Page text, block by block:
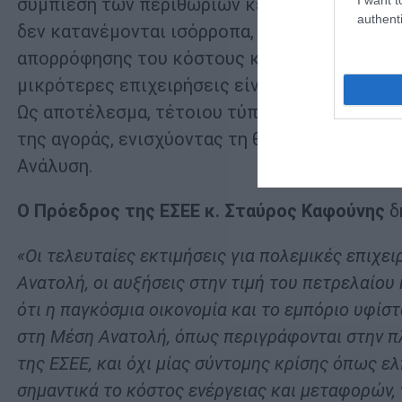
συμπίεση των περιθωρίων κέρδους και
δεν κατανέμονται ισόρροπα, καθώς οι
απορρόφησης του κόστους και πρόσβαση σε
μικρότερες επιχειρήσεις είναι πιο
Ως αποτέλεσμα, τέτοιου τύπου κρίσεις
της αγοράς, ενισχύοντας τη θέση των
Ανάλυση.
Ο Πρόεδρος της ΕΣΕΕ κ. Σταύρος Καφούνης
«Οι τελευταίες εκτιμήσεις για πολεμικές
Ανατολή, οι αυξήσεις στην τιμή του
ότι η παγκόσμια οικονομία και το εμπόριο
στη Μέση Ανατολή, όπως περιγράφονται στην
της ΕΣΕΕ, και όχι μίας σύντομης κρίσης όπως
σημαντικά το κόστος ενέργειας και